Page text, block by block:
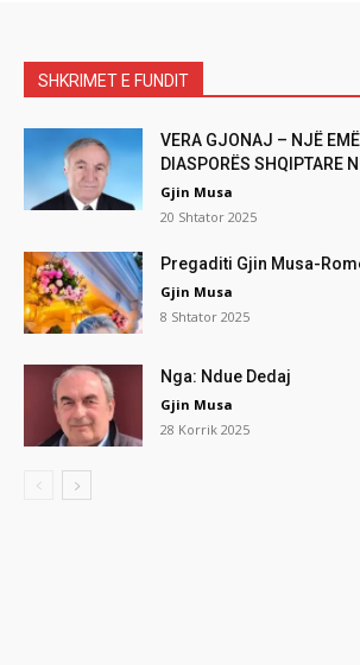
SHKRIMET E FUNDIT
VERA GJONAJ – NJË
DIASPORËS SHQIPTARE
Gjin Musa
20 Shtator 2025
Pregaditi Gjin Musa-
Gjin Musa
8 Shtator 2025
Nga: Ndue Dedaj
Gjin Musa
28 Korrik 2025